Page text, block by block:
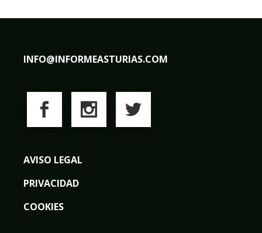
INFO@INFORMEASTURIAS.COM
AVISO LEGAL
PRIVACIDAD
COOKIES